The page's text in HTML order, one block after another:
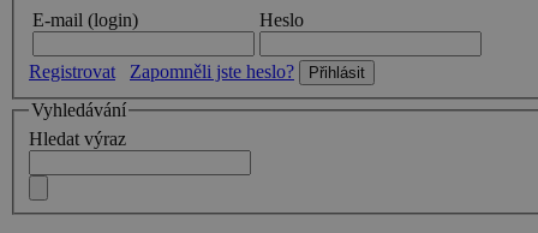
E-mail (login)
Heslo
Registrovat
Zapomněli jste heslo?
Vyhledávání
Hledat výraz